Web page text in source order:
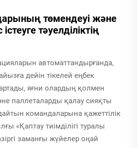
төмендеуі және
тәуелділіктің
автоматтандырғанда,
дейін тікелей еңбек
яғни олардың қолмен
паллеталарды қалау сияқты
командаларына қажеттілік
«Қаптау тиімділігі туралы
заманғы жүйелер оңай